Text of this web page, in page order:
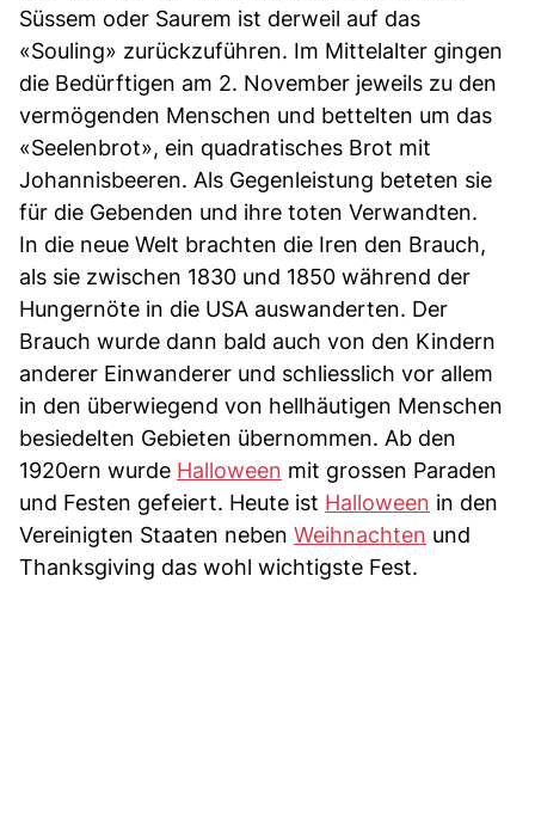
Süssem oder Saurem ist derweil auf das
«Souling» zurückzuführen. Im Mittelalter gingen
die Bedürftigen am 2. November jeweils zu den
vermögenden Menschen und bettelten um das
«Seelenbrot», ein quadratisches Brot mit
Johannisbeeren. Als Gegenleistung beteten sie
für die Gebenden und ihre toten Verwandten.
In die neue Welt brachten die Iren den Brauch,
als sie zwischen 1830 und 1850 während der
Hungernöte in die USA auswanderten. Der
Brauch wurde dann bald auch von den Kindern
anderer Einwanderer und schliesslich vor allem
in den überwiegend von hellhäutigen Menschen
besiedelten Gebieten übernommen. Ab den
1920ern wurde Halloween mit grossen Paraden
und Festen gefeiert. Heute ist Halloween in den
Vereinigten Staaten neben Weihnachten und
Thanksgiving das wohl wichtigste Fest.